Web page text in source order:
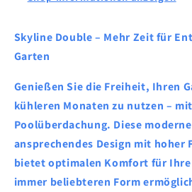
Skyline Double – Mehr Zeit für
Garten
Genießen Sie die Freiheit, Ihren
kühleren Monaten zu nutzen –
Poolüberdachung. Diese
ansprechendes Design mit
bietet optimalen Komfort für
immer beliebteren Form